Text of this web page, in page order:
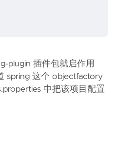
plugin 插件包就启作用
spring 这个 objectfactory
中把该项目配置